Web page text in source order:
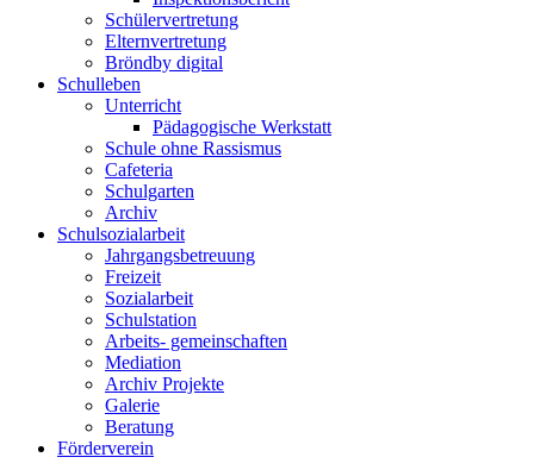
Schülervertretung
Elternvertretung
Bröndby digital
Schulleben
Unterricht
Pädagogische Werkstatt
Schule ohne Rassismus
Cafeteria
Schulgarten
Archiv
Schulsozialarbeit
Jahrgangsbetreuung
Freizeit
Sozialarbeit
Schulstation
Arbeits- gemeinschaften
Mediation
Archiv Projekte
Galerie
Beratung
Förderverein